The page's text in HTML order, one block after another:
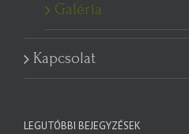
Galéria
Kapcsolat
LEGUTÓBBI BEJEGYZÉSEK